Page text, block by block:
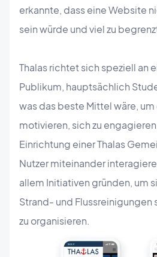
erkannte, dass eine Website
sein würde und viel zu
Thalas richtet sich speziell an
Publikum, hauptsächlich
was das beste Mittel wäre,
motivieren, sich zu
Einrichtung einer Thalas
Nutzer miteinander
allem Initiativen gründen, um
Strand- und
zu organisieren.